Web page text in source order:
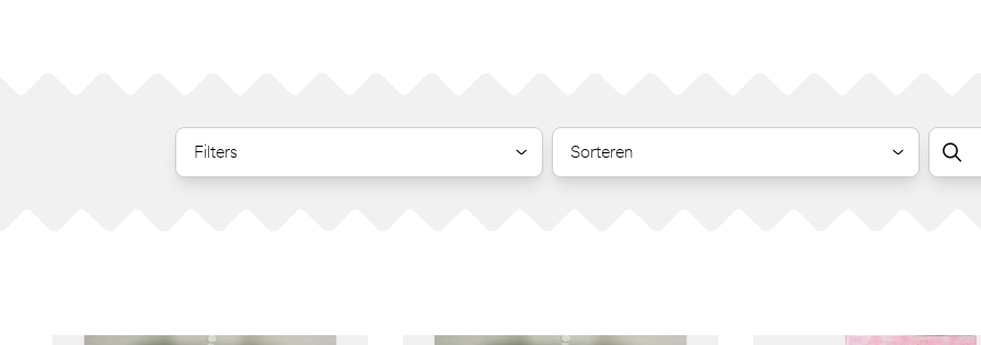
Filters Sorteren